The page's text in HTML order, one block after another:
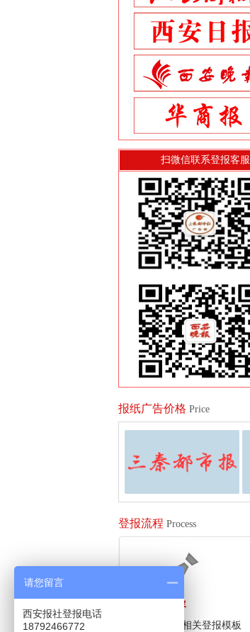
扫微信联系登报客服
报纸广告价格 Price
登报流程 Process
1.拟定内容
向客服索要相关登报模板
请您留言
西安报社登报电话
18792466772